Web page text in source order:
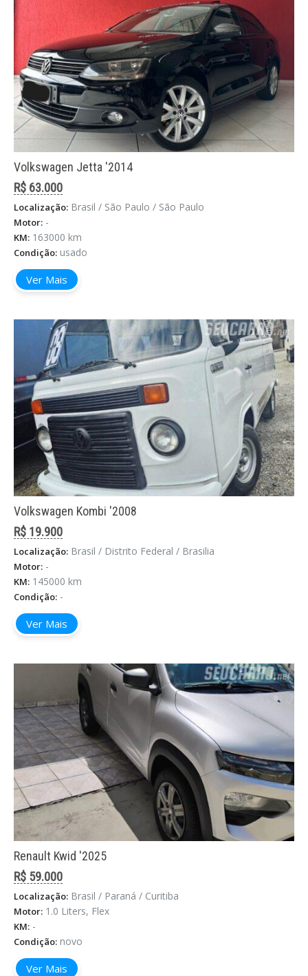
Volkswagen Jetta '2014
R$ 63.000
Localização: Brasil / São Paulo / São Paulo
Motor: -
KM: 163000 km
Condição: usado
Ver Mais
Volkswagen Kombi '2008
R$ 19.900
Localização: Brasil / Distrito Federal / Brasilia
Motor: -
KM: 145000 km
Condição: -
Ver Mais
Renault Kwid '2025
R$ 59.000
Localização: Brasil / Paraná / Curitiba
Motor: 1.0 Liters, Flex
KM: -
Condição: novo
Ver Mais